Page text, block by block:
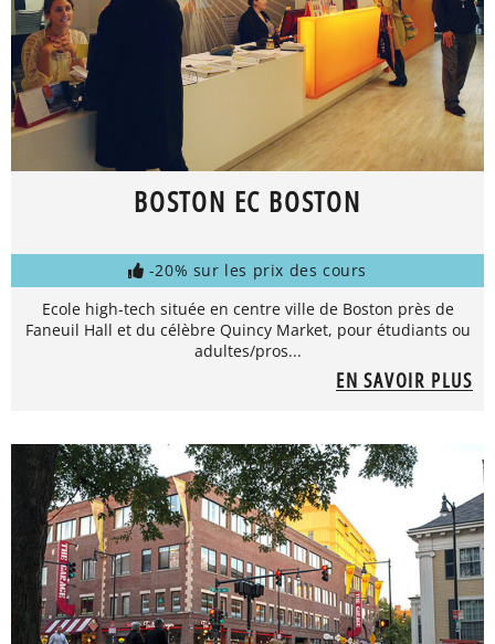
BOSTON EC BOSTON
-20% sur les prix des cours
Ecole high-tech située en centre ville de Boston près de
Faneuil Hall et du célèbre Quincy Market, pour étudiants ou
adultes/pros...
EN SAVOIR PLUS